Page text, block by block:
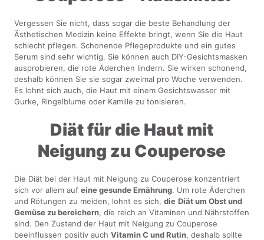
Vergessen Sie nicht, dass sogar die beste Behandlung der
Ästhetischen Medizin keine Effekte bringt, wenn Sie die Haut
schlecht pflegen. Schonende Pflegeprodukte und ein gutes
Serum sind sehr wichtig. Sie können auch DIY-Gesichtsmasken
ausprobieren, die rote Äderchen lindern. Sie wirken schonend,
deshalb können Sie sie sogar zweimal pro Woche verwenden.
Es lohnt sich auch, die Haut mit einem Gesichtswasser mit
Gurke, Ringelblume oder Kamille zu tonisieren.
Diät für die Haut mit
Neigung zu Couperose
Die Diät bei der Haut mit Neigung zu Couperose konzentriert
sich vor allem aufeine gesunde Ernährung. Um rote Äderchen
und Rötungen zu meiden, lohnt es sich,die Diät um Obst und
Gemüse zu bereichern, die reich an Vitaminen und Nährstoffen
sind. Den Zustand der Haut mit Neigung zu Couperose
beeinflussen positiv auchVitamin C und Rutin, deshalb sollte